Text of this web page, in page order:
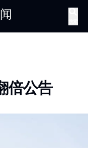
倍公告